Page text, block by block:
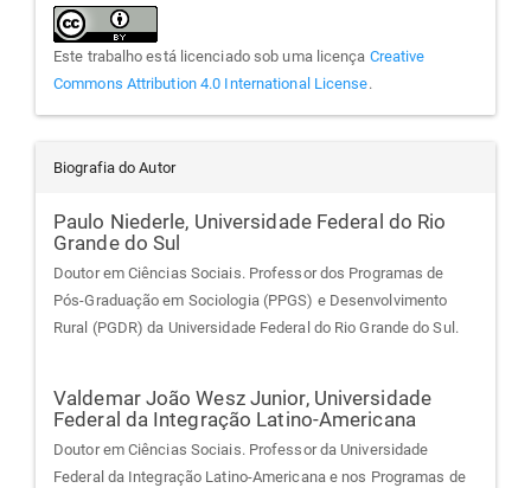
Este trabalho está licenciado sob uma licença Creative
Commons Attribution 4.0 International License.
Biografia do Autor
Paulo Niederle, Universidade Federal do Rio
Grande do Sul
Doutor em Ciências Sociais. Professor dos Programas de
Pós-Graduação em Sociologia (PPGS) e Desenvolvimento
Rural (PGDR) da Universidade Federal do Rio Grande do Sul.
Valdemar João Wesz Junior, Universidade
Federal da Integração Latino-Americana
Doutor em Ciências Sociais. Professor da Universidade
Federal da Integração Latino-Americana e nos Programas de